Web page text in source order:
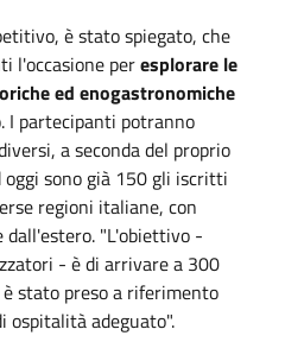
è stato spiegato, che
l'occasione peresplorare le
ed enogastronomiche
partecipanti potranno
a seconda del proprio
sono già 150 gli iscritti
regioni italiane, con
dall'estero. "L'obiettivo -
- è di arrivare a 300
stato preso a riferimento
ospitalità adeguato".